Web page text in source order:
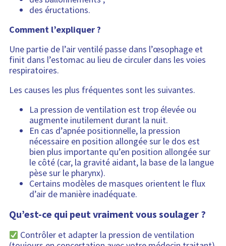
des éructations.
Comment l’expliquer ?
Une partie de l’air ventilé passe dans l’œsophage et
finit dans l’estomac au lieu de circuler dans les voies
respiratoires.
Les causes les plus fréquentes sont les suivantes.
La pression de ventilation est trop élevée ou
augmente inutilement durant la nuit.
En cas d’apnée positionnelle, la pression
nécessaire en position allongée sur le dos est
bien plus importante qu’en position allongée sur
le côté (car, la gravité aidant, la base de la langue
pèse sur le pharynx).
Certains modèles de masques orientent le flux
d’air de manière inadéquate.
Qu’est-ce qui peut vraiment vous soulager ?
Contrôler et adapter la pression de ventilation